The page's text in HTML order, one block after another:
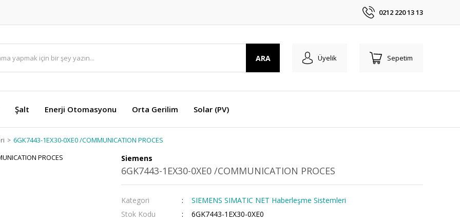
0212 220 13 13
ARA Üyelik Sepetim
Şalt Enerji Otomasyonu Orta Gerilim Solar (PV)
6GK7443-1EX30-0XE0 /COMMUNICATION PROCES
Siemens
6GK7443-1EX30-0XE0 /COMMUNICATION PROCES
Kategori
SIEMENS SIMATIC NET Haberleşme Sistemleri
Stok Kodu
6GK7443-1EX30-0XE0